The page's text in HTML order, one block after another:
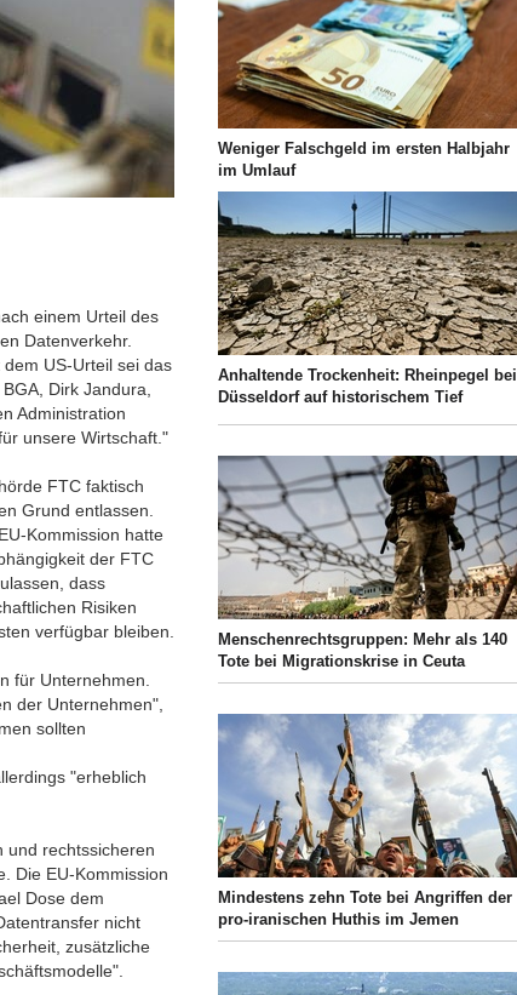
einem Urteil des
Datenverkehr.
US-Urteil sei das
Dirk Jandura,
Administration
unsere Wirtschaft."
FTC faktisch
Grund entlassen.
Kommission hatte
der FTC
dass
Risiken
verfügbar bleiben.
für Unternehmen.
der Unternehmen",
sollten
"erheblich
und rechtssicheren
Die EU-Kommission
Dose dem
nicht
zusätzliche
Weniger Falschgeld im ersten Halbjahr
im Umlauf
Anhaltende Trockenheit: Rheinpegel bei
Düsseldorf auf historischem Tief
Menschenrechtsgruppen: Mehr als 140
Tote bei Migrationskrise in Ceuta
Mindestens zehn Tote bei Angriffen der
pro-iranischen Huthis im Jemen